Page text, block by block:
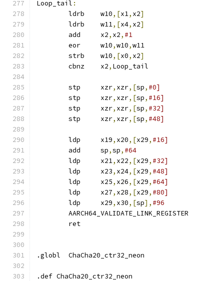
Loop_tail :
	ldrb	w10
,[x1, x2]
	ldrb	w11
,[x4, x2]
	add	x2
, x2, #1
	eor	w10
,w10,w11
	strb	w10
,[x0, x2]
	cbnz	x2
, Loop_tail
	stp	xzr
, xzr,[sp, #0]
	stp	xzr
, xzr,[sp, #16]
	stp	xzr
, xzr,[sp, #32]
	stp	xzr
, xzr,[sp, #48]
	ldp	x19
, x20,[x29, #16]
	add	sp
,sp, #64
	ldp	x21
, x22,[x29, #32]
	ldp	x23
, x24,[x29, #48]
	ldp	x25
, x26,[x29, #64]
	ldp	x27
, x28,[x29, #80]
	ldp	x29
, x30,[sp], #96
	AARCH64_VALIDATE_LINK_REGISTER
	ret
.globl	ChaCha20_ctr32_neon
.def ChaCha20_ctr32_neon